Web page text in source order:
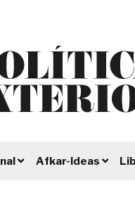
Afkar-Ideas